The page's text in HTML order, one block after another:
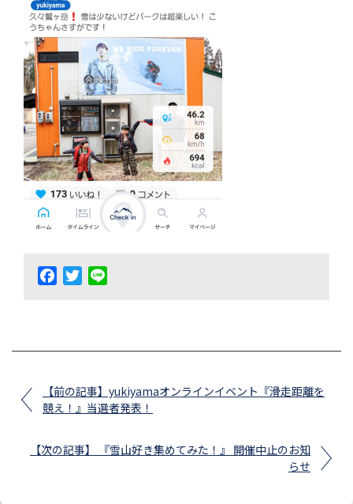
FacebookTwitter
【前の記事】yukiyamaオンラインイベント『滑走距離を
競え！』当選者発表！
【次の記事】 『雪山好き集めてみた！』 開催中止のお知
らせ